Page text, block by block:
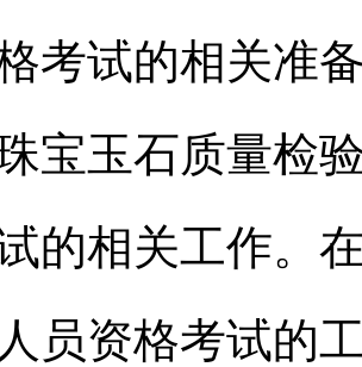
考试的相关准
宝玉石质量检
的相关工作。
员资格考试的